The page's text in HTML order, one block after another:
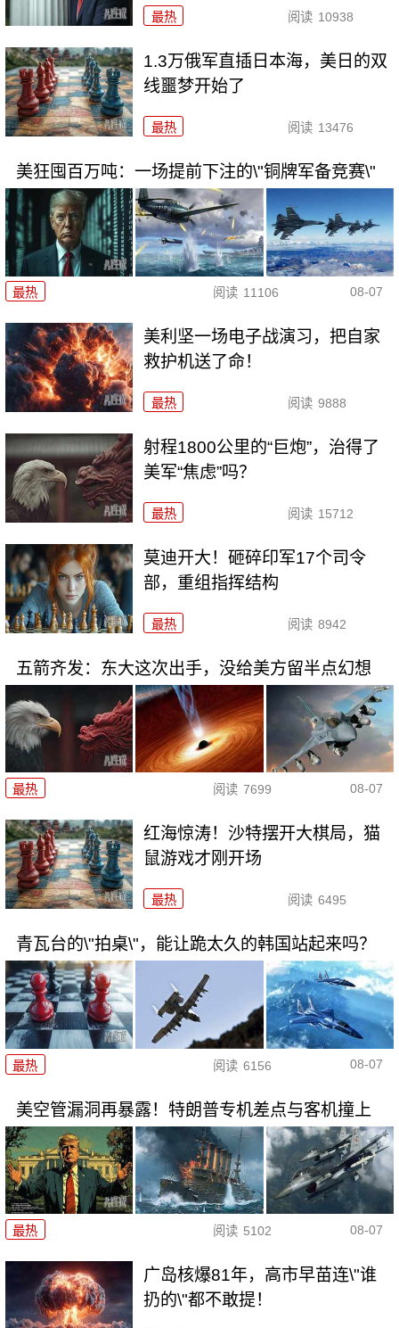
最热 阅读 10938
1.3万俄军直插日本海，美日的双
线噩梦开始了
最热 阅读 13476
美狂囤百万吨：一场提前下注的\"铜牌军备竞赛\"
最热 阅读 11106 08-07
美利坚一场电子战演习，把自家
救护机送了命！
最热 阅读 9888
射程1800公里的“巨炮”，治得了
美军“焦虑”吗？
最热 阅读 15712
莫迪开大！砸碎印军17个司令
部，重组指挥结构
最热 阅读 8942
五箭齐发：东大这次出手，没给美方留半点幻想
最热 阅读 7699 08-07
红海惊涛！沙特摆开大棋局，猫
鼠游戏才刚开场
最热 阅读 6495
青瓦台的\"拍桌\"，能让跪太久的韩国站起来吗？
最热 阅读 6156 08-07
美空管漏洞再暴露！特朗普专机差点与客机撞上
最热 阅读 5102 08-07
广岛核爆81年，高市早苗连\"谁
扔的\"都不敢提！